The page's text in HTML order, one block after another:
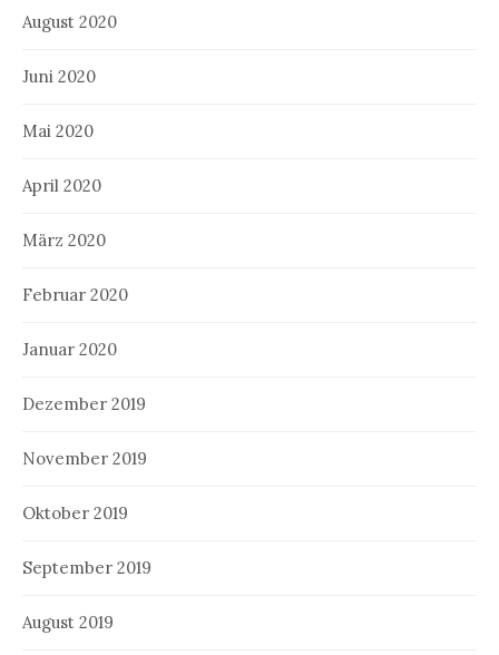
August 2020
Juni 2020
Mai 2020
April 2020
März 2020
Februar 2020
Januar 2020
Dezember 2019
November 2019
Oktober 2019
September 2019
August 2019